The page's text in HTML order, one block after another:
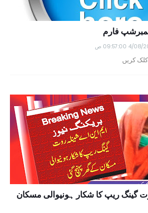
فارم
09:57:00 ص
کلک کریں
گینگ ریپ کا شکار ہونیوالی مسکان